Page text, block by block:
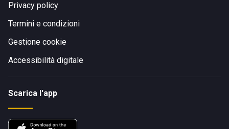
Privacy policy
Termini e condizioni
Gestione cookie
Accessibilità digitale
Scarica l'app